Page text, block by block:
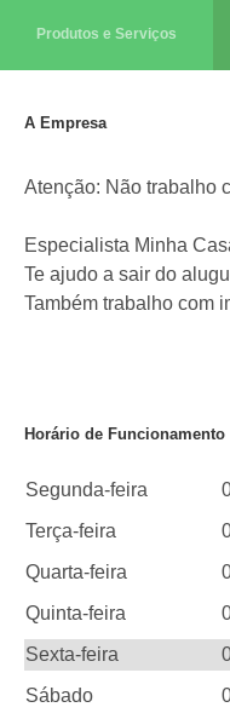
Produtos e Serviços
A Empresa
Atenção: Não trabalho
Especialista Minha
Te ajudo a sair do
Também trabalho com
Horário de Funcionamento
Segunda-feira
Terça-feira
Quarta-feira
Quinta-feira
Sexta-feira
Sábado